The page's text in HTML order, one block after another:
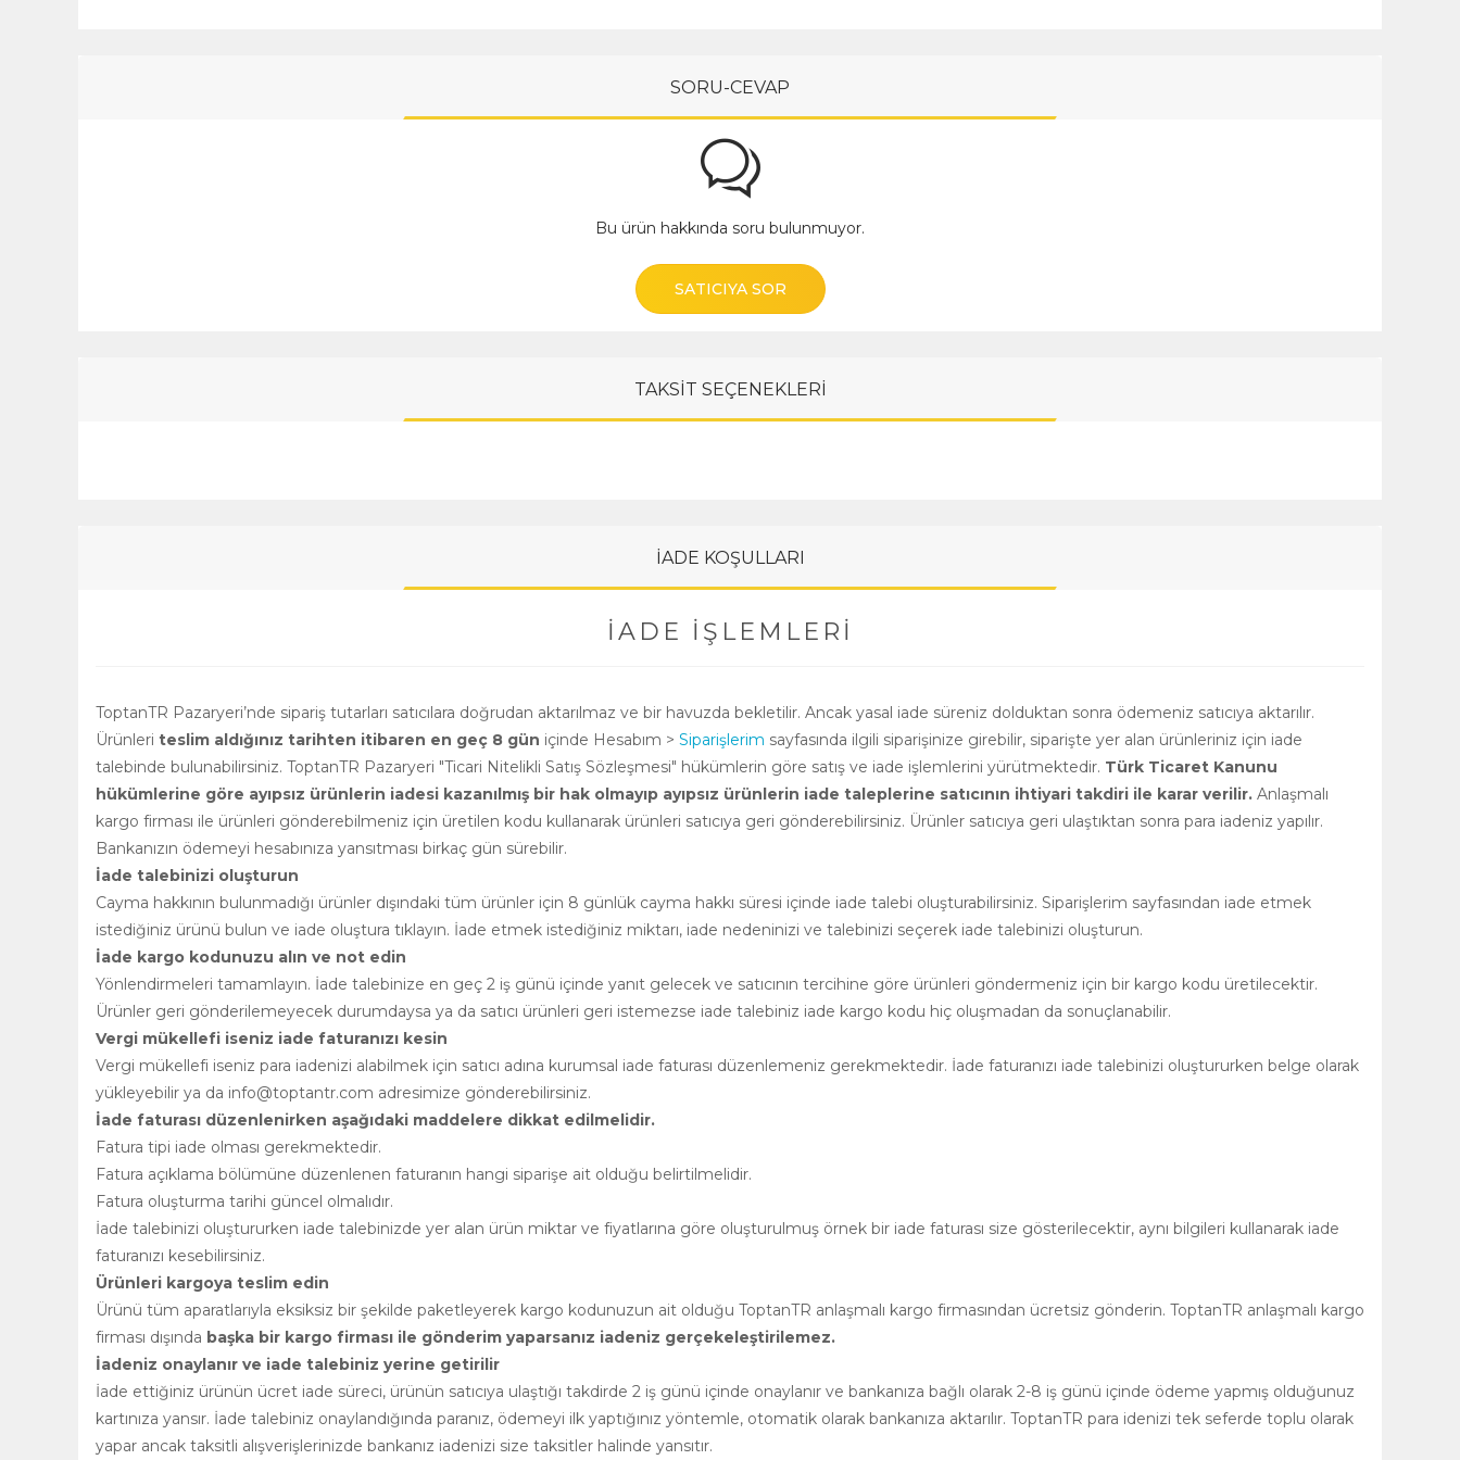
SORU-CEVAP
Bu ürün hakkında soru bulunmuyor.
SATICIYA SOR
TAKSİT SEÇENEKLERİ
İADE KOŞULLARI
İADE İŞLEMLERI
ToptanTR Pazaryeri’nde sipariş tutarları satıcılara doğrudan aktarılmaz ve bir havuzda bekletilir. Ancak yasal iade süreniz dolduktan sonra ödemeniz satıcıya aktarılır.
Ürünleri teslim aldığınız tarihten itibaren en geç 8 gün içinde Hesabım > Siparişlerim sayfasında ilgili siparişinize girebilir, siparişte yer alan ürünleriniz için iade
talebinde bulunabilirsiniz. ToptanTR Pazaryeri "Ticari Nitelikli Satış Sözleşmesi" hükümlerin göre satış ve iade işlemlerini yürütmektedir. Türk Ticaret Kanunu
hükümlerine göre ayıpsız ürünlerin iadesi kazanılmış bir hak olmayıp ayıpsız ürünlerin iade taleplerine satıcının ihtiyari takdiri ile karar verilir. Anlaşmalı
kargo firması ile ürünleri gönderebilmeniz için üretilen kodu kullanarak ürünleri satıcıya geri gönderebilirsiniz. Ürünler satıcıya geri ulaştıktan sonra para iadeniz yapılır.
Bankanızın ödemeyi hesabınıza yansıtması birkaç gün sürebilir.
İade talebinizi oluşturun
Cayma hakkının bulunmadığı ürünler dışındaki tüm ürünler için 8 günlük cayma hakkı süresi içinde iade talebi oluşturabilirsiniz. Siparişlerim sayfasından iade etmek
istediğiniz ürünü bulun ve iade oluştura tıklayın. İade etmek istediğiniz miktarı, iade nedeninizi ve talebinizi seçerek iade talebinizi oluşturun.
İade kargo kodunuzu alın ve not edin
Yönlendirmeleri tamamlayın. İade talebinize en geç 2 iş günü içinde yanıt gelecek ve satıcının tercihine göre ürünleri göndermeniz için bir kargo kodu üretilecektir.
Ürünler geri gönderilemeyecek durumdaysa ya da satıcı ürünleri geri istemezse iade talebiniz iade kargo kodu hiç oluşmadan da sonuçlanabilir.
Vergi mükellefi iseniz iade faturanızı kesin
Vergi mükellefi iseniz para iadenizi alabilmek için satıcı adına kurumsal iade faturası düzenlemeniz gerekmektedir. İade faturanızı iade talebinizi oluştururken belge olarak
yükleyebilir ya da info@toptantr.com adresimize gönderebilirsiniz.
İade faturası düzenlenirken aşağıdaki maddelere dikkat edilmelidir.
Fatura tipi iade olması gerekmektedir.
Fatura açıklama bölümüne düzenlenen faturanın hangi siparişe ait olduğu belirtilmelidir.
Fatura oluşturma tarihi güncel olmalıdır.
İade talebinizi oluştururken iade talebinizde yer alan ürün miktar ve fiyatlarına göre oluşturulmuş örnek bir iade faturası size gösterilecektir, aynı bilgileri kullanarak iade
faturanızı kesebilirsiniz.
Ürünleri kargoya teslim edin
Ürünü tüm aparatlarıyla eksiksiz bir şekilde paketleyerek kargo kodunuzun ait olduğu ToptanTR anlaşmalı kargo firmasından ücretsiz gönderin. ToptanTR anlaşmalı kargo
firması dışında başka bir kargo firması ile gönderim yaparsanız iadeniz gerçekeleştirilemez.
İadeniz onaylanır ve iade talebiniz yerine getirilir
İade ettiğiniz ürünün ücret iade süreci, ürünün satıcıya ulaştığı takdirde 2 iş günü içinde onaylanır ve bankanıza bağlı olarak 2-8 iş günü içinde ödeme yapmış olduğunuz
kartınıza yansır. İade talebiniz onaylandığında paranız, ödemeyi ilk yaptığınız yöntemle, otomatik olarak bankanıza aktarılır. ToptanTR para idenizi tek seferde toplu olarak
yapar ancak taksitli alışverişlerinizde bankanız iadenizi size taksitler halinde yansıtır.